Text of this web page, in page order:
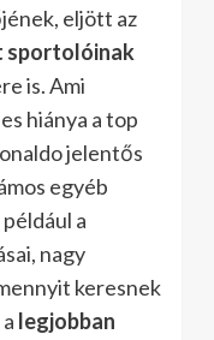
eljött az
sportolóinak
is. Ami
hiánya a top
jelentős
egyéb
a
nagy
keresnek
legjobban